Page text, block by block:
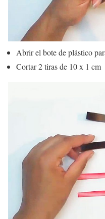
Abrir el bote de plástico
Cortar 2 tiras de 10 x 1 cm